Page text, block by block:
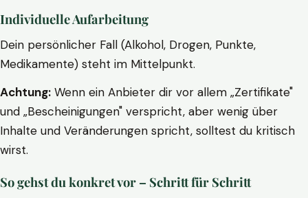
Individuelle Aufarbeitung
Dein persönlicher Fall (Alkohol, Drogen, Punkte,
Medikamente) steht im Mittelpunkt.
Achtung: Wenn ein Anbieter dir vor allem „Zertifikate"
und „Bescheinigungen" verspricht, aber wenig über
Inhalte und Veränderungen spricht, solltest du kritisch
wirst.
So gehst du konkret vor – Schritt für Schritt